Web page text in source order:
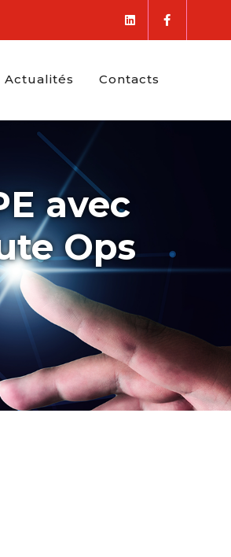
Actualités Contacts
avec
Ops